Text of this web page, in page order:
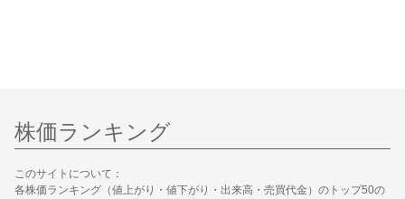
株価ランキング
このサイトについて：
各株価ランキング（値上がり・値下がり・出来高・売買代金）のトップ50の